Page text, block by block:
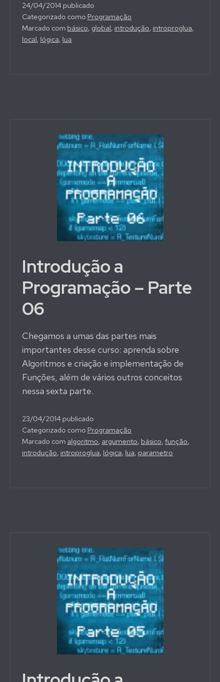
24/04/2014 publicado
Categorizado como Programação
Marcado com básico, global, introdução, introproglua,
local, lógica, lua
Introdução a
Programação – Parte
06
Chegamos a umas das partes mais
importantes desse curso: aprenda sobre
Algoritmos e criação e implementação de
Funções, além de vários outros conceitos
nessa sexta parte.
23/04/2014 publicado
Categorizado como Programação
Marcado com algoritmo, argumento, básico, função,
introdução, introproglua, lógica, lua, parametro